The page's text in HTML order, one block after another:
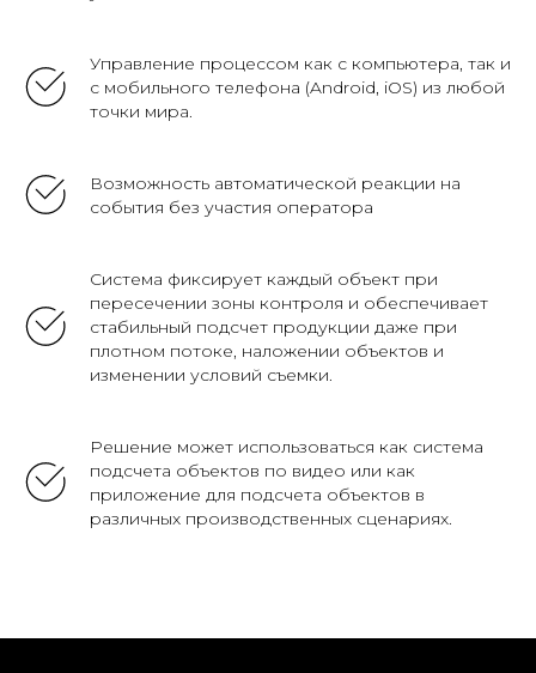
Управление процессом как с компьютера, так и
с мобильного телефона (Android, iOS) из любой
точки мира.
Возможность автоматической реакции на
события без участия оператора
Система фиксирует каждый объект при
пересечении зоны контроля и обеспечивает
стабильный подсчет продукции даже при
плотном потоке, наложении объектов и
изменении условий съемки.
Решение может использоваться как система
подсчета объектов по видео или как
приложение для подсчета объектов в
различных производственных сценариях.